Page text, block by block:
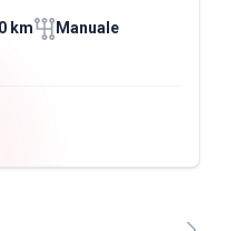
km
Manuale